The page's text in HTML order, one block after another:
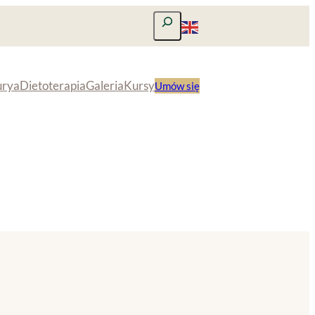
Szukaj
DietoterapiaGaleriaKursyUmów się